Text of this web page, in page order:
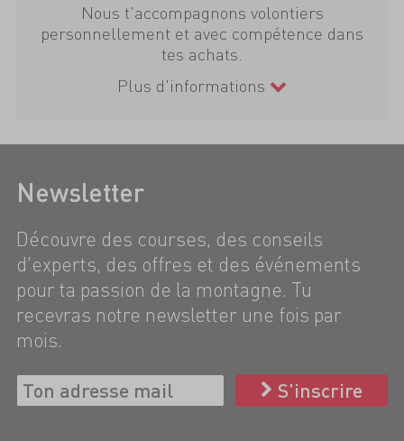
Nous t'accompagnons volontiers
personnellement et avec compétence dans
tes achats.
Plus d'informations
Newsletter
Découvre des courses, des conseils
d'experts, des offres et des événements
pour ta passion de la montagne. Tu
recevras notre newsletter une fois par
mois.
S’inscrire